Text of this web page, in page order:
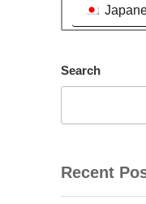
ジ
Search
Recent